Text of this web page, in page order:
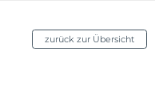
zurück zur Übersicht